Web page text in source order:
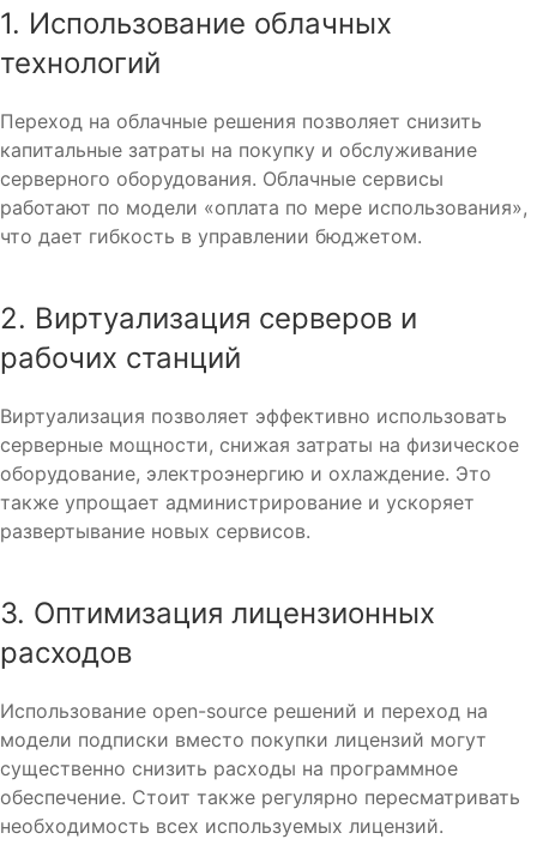
1. Использование облачных
технологий
Переход на облачные решения позволяет снизить
капитальные затраты на покупку и обслуживание
серверного оборудования. Облачные сервисы
работают по модели «оплата по мере использования»,
что дает гибкость в управлении бюджетом.
2. Виртуализация серверов и
рабочих станций
Виртуализация позволяет эффективно использовать
серверные мощности, снижая затраты на физическое
оборудование, электроэнергию и охлаждение. Это
также упрощает администрирование и ускоряет
развертывание новых сервисов.
3. Оптимизация лицензионных
расходов
Использование open-source решений и переход на
модели подписки вместо покупки лицензий могут
существенно снизить расходы на программное
обеспечение. Стоит также регулярно пересматривать
необходимость всех используемых лицензий.